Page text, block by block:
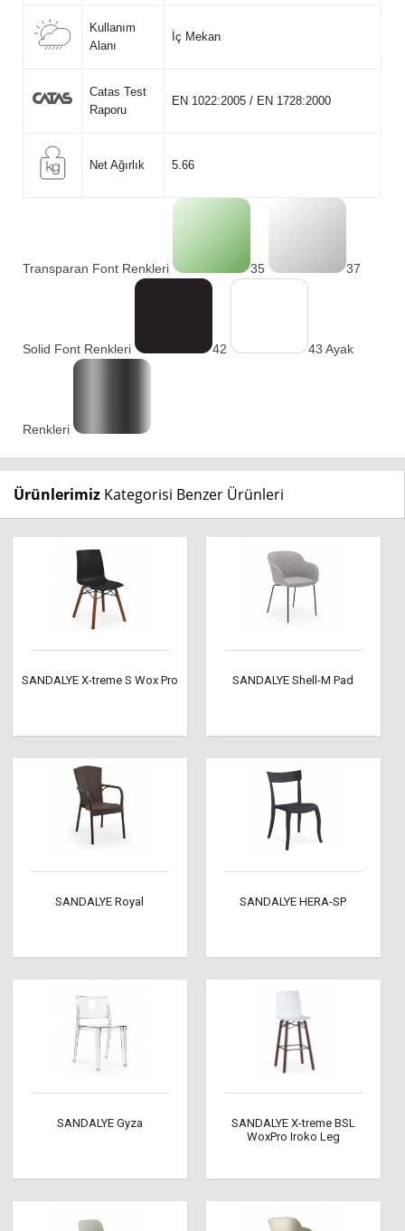
Kullanım
Alanı
İç Mekan
Catas Test
Raporu
EN 1022:2005 / EN 1728:2000
Net Ağırlık 5.66
Transparan Font Renkleri 35 37
Solid Font Renkleri 42 43 Ayak
Renkleri
Ürünlerimiz Kategorisi Benzer Ürünleri
SANDALYE X-treme S Wox Pro SANDALYE Shell-M Pad
SANDALYE Royal SANDALYE HERA-SP
SANDALYE Gyza
SANDALYE X-treme BSL
WoxPro Iroko Leg